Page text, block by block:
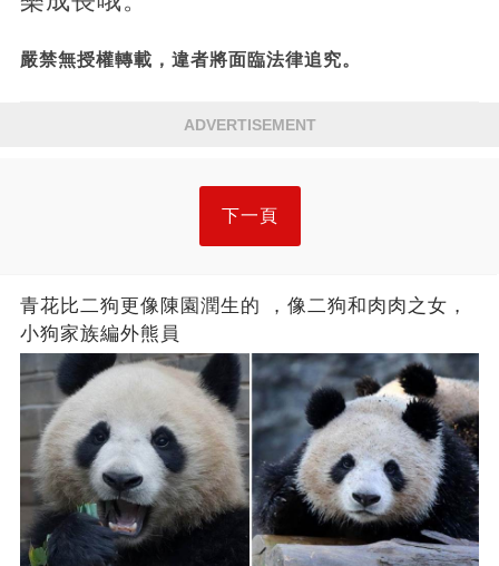
嚴禁無授權轉載，違者將面臨法律追究。
ADVERTISEMENT
下一頁
青花比二狗更像陳園潤生的 ​​，像二狗和肉肉之女，
小狗家族編外熊員